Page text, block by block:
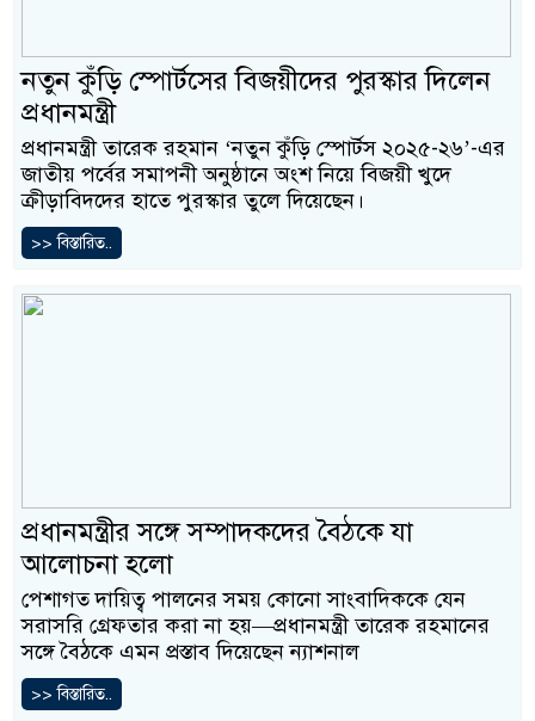
নতুন কুঁড়ি স্পোর্টসের বিজয়ীদের পুরস্কার দিলেন
প্রধানমন্ত্রী
প্রধানমন্ত্রী তারেক রহমান ‘নতুন কুঁড়ি স্পোর্টস ২০২৫-২৬’-এর
জাতীয় পর্বের সমাপনী অনুষ্ঠানে অংশ নিয়ে বিজয়ী খুদে
ক্রীড়াবিদদের হাতে পুরস্কার তুলে দিয়েছেন।
>> বিস্তারিত..
প্রধানমন্ত্রীর সঙ্গে সম্পাদকদের বৈঠকে যা
আলোচনা হলো
পেশাগত দায়িত্ব পালনের সময় কোনো সাংবাদিককে যেন
সরাসরি গ্রেফতার করা না হয়—প্রধানমন্ত্রী তারেক রহমানের
সঙ্গে বৈঠকে এমন প্রস্তাব দিয়েছেন ন্যাশনাল
>> বিস্তারিত..